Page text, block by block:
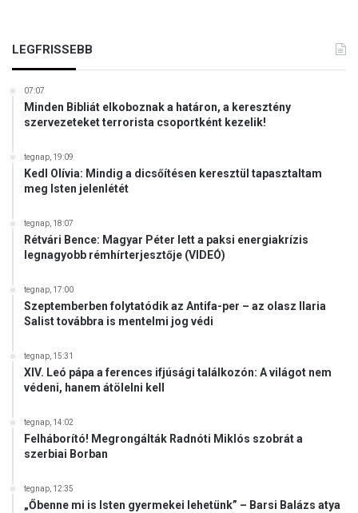
LEGFRISSEBB
07:07
Minden Bibliát elkoboznak a határon, a keresztény
szervezeteket terrorista csoportként kezelik!
tegnap, 19:09
Kedl Olívia: Mindig a dicsőítésen keresztül tapasztaltam
meg Isten jelenlétét
tegnap, 18:07
Rétvári Bence: Magyar Péter lett a paksi energiakrízis
legnagyobb rémhírterjesztője (VIDEÓ)
tegnap, 17:00
Szeptemberben folytatódik az Antifa-per – az olasz Ilaria
Salist továbbra is mentelmi jog védi
tegnap, 15:31
XIV. Leó pápa a ferences ifjúsági találkozón: A világot nem
védeni, hanem átölelni kell
tegnap, 14:02
Felháborító! Megrongálták Radnóti Miklós szobrát a
szerbiai Borban
tegnap, 12:35
„Őbenne mi is Isten gyermekei lehetünk” – Barsi Balázs atya